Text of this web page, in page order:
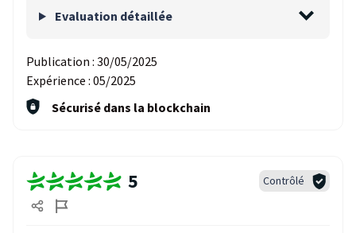
Evaluation détaillée
Publication : 30/05/2025
Expérience : 05/2025
Sécurisé dans la blockchain
5 Contrôlé